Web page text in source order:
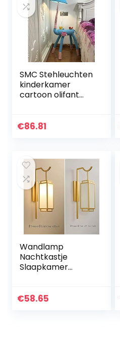
SMC Stehleuchten
kinderkamer
cartoon olifant
woonkamer studie
€86.81
Wandlamp
Nachtkastje
Slaapkamer
Minimalistische
€58.65